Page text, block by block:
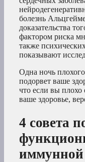
болезнь
доказательства
фактором риска
также
показывают
Одна ночь
подорвет ваше
что если вы
ваше здоровье,
4 совета